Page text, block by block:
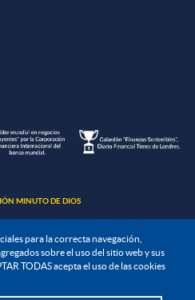
para la correcta navegación,
sobre el uso del sitio web y sus
TODAS acepta el uso de las cookies
MINUTO DE DIOS